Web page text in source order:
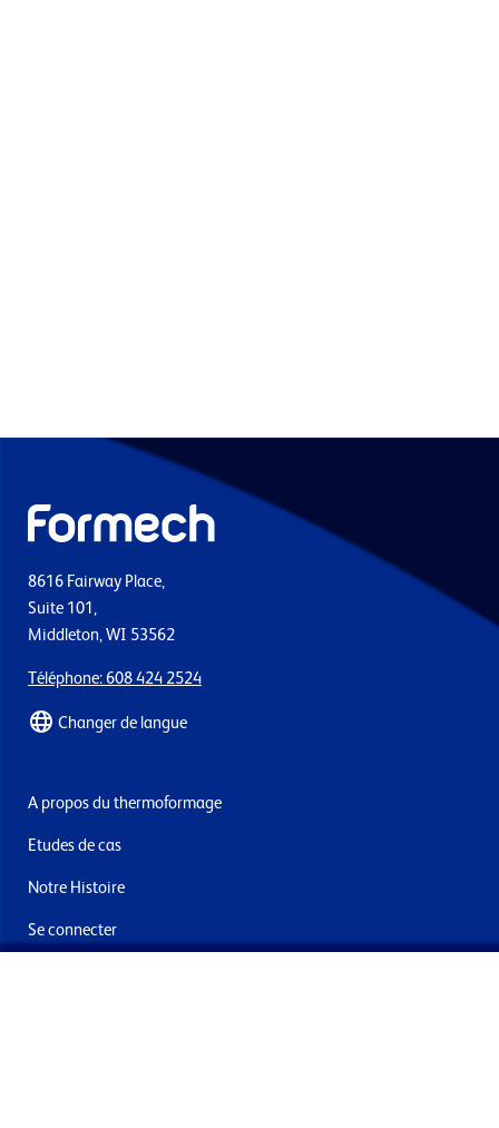
8616 Fairway Place,
Suite 101,
Middleton, WI 53562
Téléphone: 608 424 2524
Changer de langue
A propos du thermoformage
Etudes de cas
Notre Histoire
Se connecter